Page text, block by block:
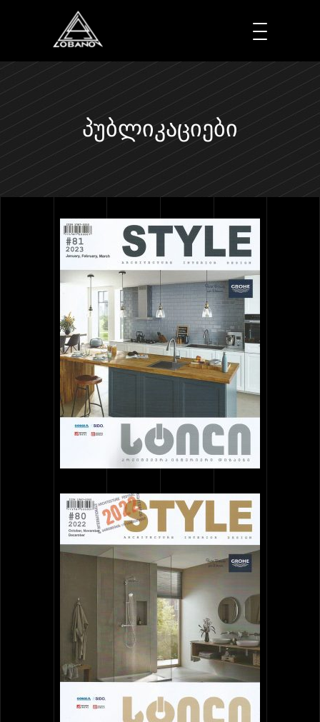
ᲞᲣᲑᲚᲘᲙᲐᲪᲘᲔᲑᲘ